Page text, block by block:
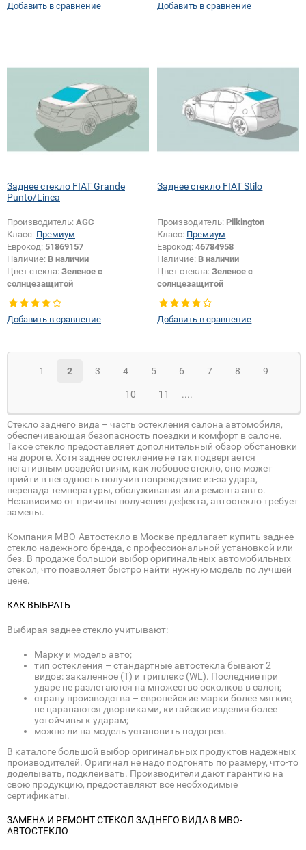
Добавить в сравнение Добавить в сравнение
Заднее стекло FIAT Grande
Punto/Linea
Производитель: AGC
Класс: Премиум
Еврокод: 51869157
Наличие: В наличии
Цвет стекла: Зеленое с
солнцезащитой
Добавить в сравнение
Заднее стекло FIAT Stilo
Производитель: Pilkington
Класс: Премиум
Еврокод:46784958
Наличие: В наличии
Цвет стекла:Зеленое с
солнцезащитой
Тип стекла:Заднее стекло
Добавить в сравнение
1 2 3 4 5 6 7 8 9
10 11 ....
Стекло заднего вида – часть остекления салона автомобиля,
обеспечивающая безопасность поездки и комфорт в салоне.
Такое стекло предоставляет дополнительный обзор обстановки
на дороге. Хотя заднее остекление не так подвергается
негативным воздействиям, как лобовое стекло, оно может
прийти в негодность получив повреждение из-за удара,
перепада температуры, обслуживания или ремонта авто.
Независимо от причины получения дефекта, автостекло требует
замены.
Компания МВО-Автостекло в Москве предлагает купить заднее
стекло надежного бренда, с профессиональной установкой или
без. В продаже большой выбор оригинальных автомобильных
стекол, что позволяет быстро найти нужную модель по лучшей
цене.
КАК ВЫБРАТЬ
Выбирая заднее стекло учитывают:
Марку и модель авто;
тип остекления – стандартные автостекла бывают 2
видов: закаленное (Т) и триплекс (WL). Последние при
ударе не разлетаются на множество осколков в салон;
страну производства – европейские марки более мягкие,
не царапаются дворниками, китайские изделия более
устойчивы к ударам;
можно ли на модель установить подогрев.
В каталоге большой выбор оригинальных продуктов надежных
производителей. Оригинал не надо подгонять по размеру, что-то
доделывать, подклеивать. Производители дают гарантию на
свою продукцию, предоставляют все необходимые
сертификаты.
ЗАМЕНА И РЕМОНТ СТЕКОЛ ЗАДНЕГО ВИДА В МВО-
АВТОСТЕКЛО